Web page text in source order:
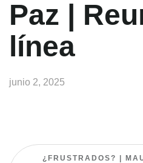
Paz |
línea
junio 2, 2025
¿FRUSTRADOS? |